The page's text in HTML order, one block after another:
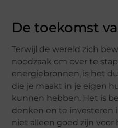
De toekomst
Terwijl de wereld zich
noodzaak om over te
energiebronnen, is het
die je maakt in je eigen
kunnen hebben. Het is
denken en te investeren
niet alleen goed zijn voor